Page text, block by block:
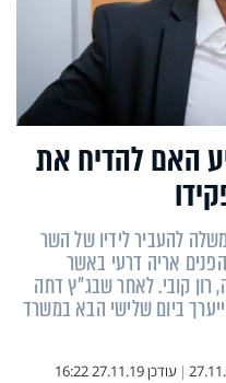
האם להדיח את
להעביר לידיו של השר
אריה דרעי באשר
רון קובי. לאחר שבג"ץ דחה
ביום שלישי הבא במשרד
| עודכן27.11.19 16:22